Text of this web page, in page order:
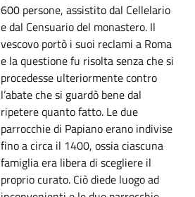
600 persone, assistito dal Cellelario
e dal Censuario del monastero. Il
vescovo portò i suoi reclami a Roma
e la questione fu risolta senza che si
procedesse ulteriormente contro
l’abate che si guardò bene dal
ripetere quanto fatto. Le due
parrocchie di Papiano erano indivise
fino a circa il 1400, ossia ciascuna
famiglia era libera di scegliere il
proprio curato. Ciò diede luogo ad